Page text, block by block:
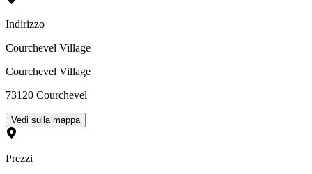
Indirizzo
Courchevel Village
Courchevel Village
73120 Courchevel
Vedi sulla mappa
Prezzi